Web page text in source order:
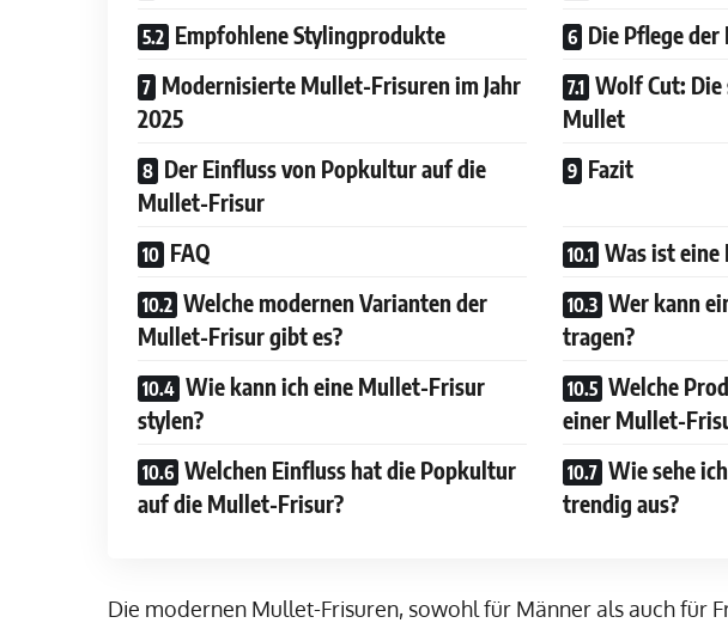
Empfohlene Stylingprodukte
Die Pflege
Modernisierte Mullet-Frisuren im Jahr
2025
Wolf Cut:
Mullet
Der Einfluss von Popkultur auf die
Mullet-Frisur
Fazit
FAQ
Was ist
Welche modernen Varianten der
Mullet-Frisur gibt es?
Wer kann
tragen?
Wie kann ich eine Mullet-Frisur
stylen?
Welche
einer Mullet-
Welchen Einfluss hat die Popkultur
auf die Mullet-Frisur?
Wie sehe
trendig aus?
Die modernen Mullet-Frisuren, sowohl für Männer als auch für